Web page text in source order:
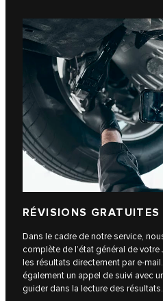
RÉVISIONS GRATUITES
Dans le cadre de notre service,
complète de l’état général de
les résultats directement par e-
également un appel de suivi avec
guider dans la lecture des résultats.